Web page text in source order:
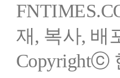
재, 복사, 배
Copyrightⓒ